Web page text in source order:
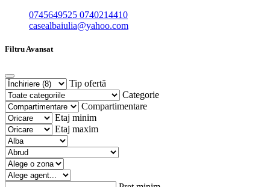
0745649525 0740214410
casealbaiulia@yahoo.com
Filtru Avansat
Tip ofertă
Categorie
Compartimentare
Etaj minim
Etaj maxim